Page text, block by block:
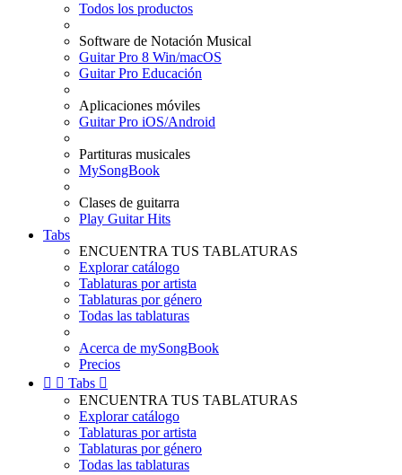
Todos los productos
Software de Notación Musical
Guitar Pro 8 Win/macOS
Guitar Pro Educación
Aplicaciones móviles
Guitar Pro iOS/Android
Partituras musicales
MySongBook
Clases de guitarra
Play Guitar Hits
Tabs
ENCUENTRA TUS TABLATURAS
Explorar catálogo
Tablaturas por artista
Tablaturas por género
Todas las tablaturas
Acerca de mySongBook
Precios
  Tabs 
ENCUENTRA TUS TABLATURAS
Explorar catálogo
Tablaturas por artista
Tablaturas por género
Todas las tablaturas